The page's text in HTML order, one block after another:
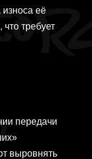
износа её
требует
передачи
выровнять